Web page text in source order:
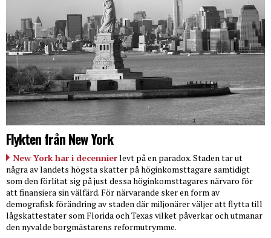
Flykten från New York
New York har i decennierlevt på en paradox. Staden tar ut
några av landets högsta skatter på höginkomsttagare samtidigt
som den förlitat sig på just dessa höginkomsttagares närvaro för
att finansiera sin välfärd. För närvarande sker en form av
demografisk förändring av staden där miljonärer väljer att flytta till
lågskattestater som Florida och Texas vilket påverkar och utmanar
den nyvalde borgmästarens reformutrymme.